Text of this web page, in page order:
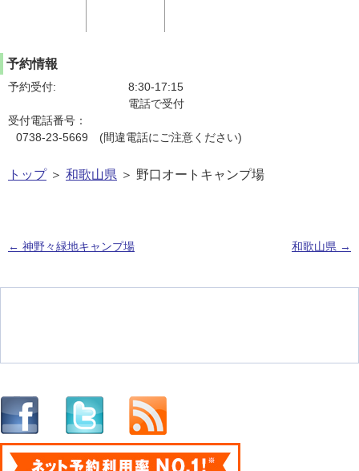
予約情報
予約受付:
8:30-17:15
電話で受付
受付電話番号：
0738-23-5669 (間違電話にご注意ください)
トップ＞ 和歌山県 ＞ 野口オートキャンプ場
← 神野々緑地キャンプ場 和歌山県 →